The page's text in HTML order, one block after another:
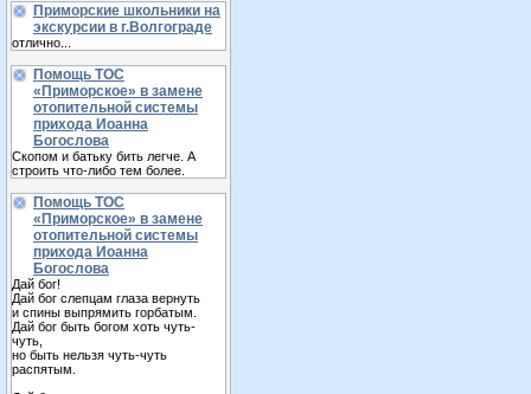
Приморские школьники на
экскурсии в г.Волгограде
отлично...
Помощь ТОС
«Приморское» в замене
отопительной системы
прихода Иоанна
Богослова
Скопом и батьку бить легче. А
строить что-либо тем более.
Помощь ТОС
«Приморское» в замене
отопительной системы
прихода Иоанна
Богослова
Дай бог!
Дай бог слепцам глаза вернуть
и спины выпрямить горбатым.
Дай бог быть богом хоть чуть-
чуть,
но быть нельзя чуть-чуть
распятым.